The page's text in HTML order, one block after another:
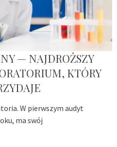
— NAJDROŻSZY
KTÓRY
W pierwszym audyt
ma swój